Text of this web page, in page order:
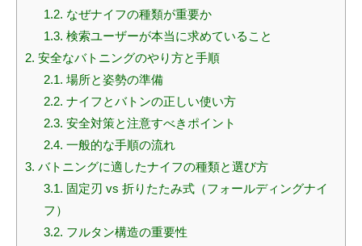
1.2. なぜナイフの種類が重要か
1.3. 検索ユーザーが本当に求めていること
2. 安全なバトニングのやり方と手順
2.1. 場所と姿勢の準備
2.2. ナイフとバトンの正しい使い方
2.3. 安全対策と注意すべきポイント
2.4. 一般的な手順の流れ
3. バトニングに適したナイフの種類と選び方
3.1. 固定刃 vs 折りたたみ式（フォールディングナイ
フ）
3.2. フルタン構造の重要性